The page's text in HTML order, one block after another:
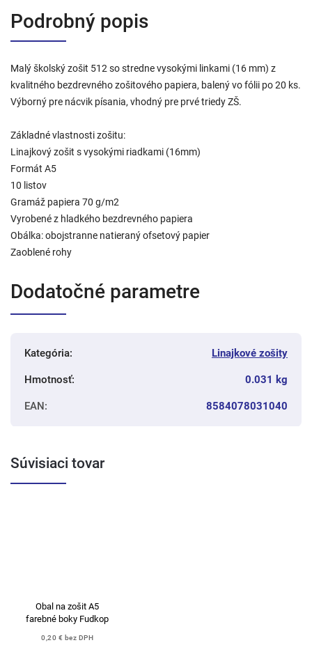
Podrobný popis
Malý školský zošit 512 so stredne vysokými linkami (16 mm) z
kvalitného bezdrevného zošitového papiera, balený vo fólii po 20 ks.
Výborný pre nácvik písania, vhodný pre prvé triedy ZŠ.
Základné vlastnosti zošitu:
Linajkový zošit s vysokými riadkami (16mm)
Formát A5
10 listov
Gramáž papiera 70 g/m2
Vyrobené z hladkého bezdrevného papiera
Obálka: obojstranne natieraný ofsetový papier
Zaoblené rohy
Dodatočné parametre
Kategória: Linajkové zošity
Hmotnosť: 0.031 kg
EAN: 8584078031040
Súvisiaci tovar
Obal na zošit A5
farebné boky Fudkop
0,20 € bez DPH